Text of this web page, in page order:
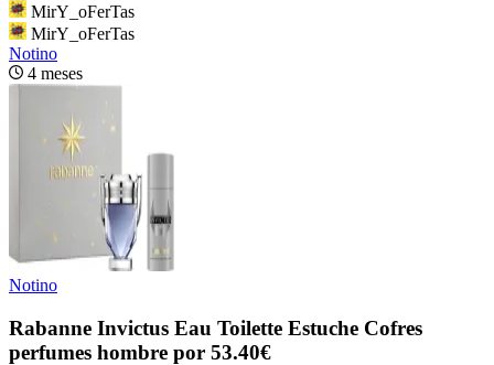
MirY_oFerTas
MirY_oFerTas
Notino
4 meses
Notino
Rabanne Invictus Eau Toilette Estuche Cofres
perfumes hombre por 53.40€